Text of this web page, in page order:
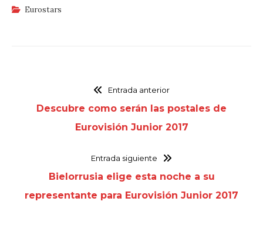
Eurostars
Entrada anterior
Descubre como serán las postales de
Eurovisión Junior 2017
Entrada siguiente
Bielorrusia elige esta noche a su
representante para Eurovisión Junior 2017